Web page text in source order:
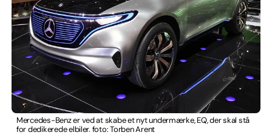
Mercedes-Benz er ved at skabe et nyt undermærke, EQ, der skal stå
for dedikerede elbiler. foto: Torben Arent